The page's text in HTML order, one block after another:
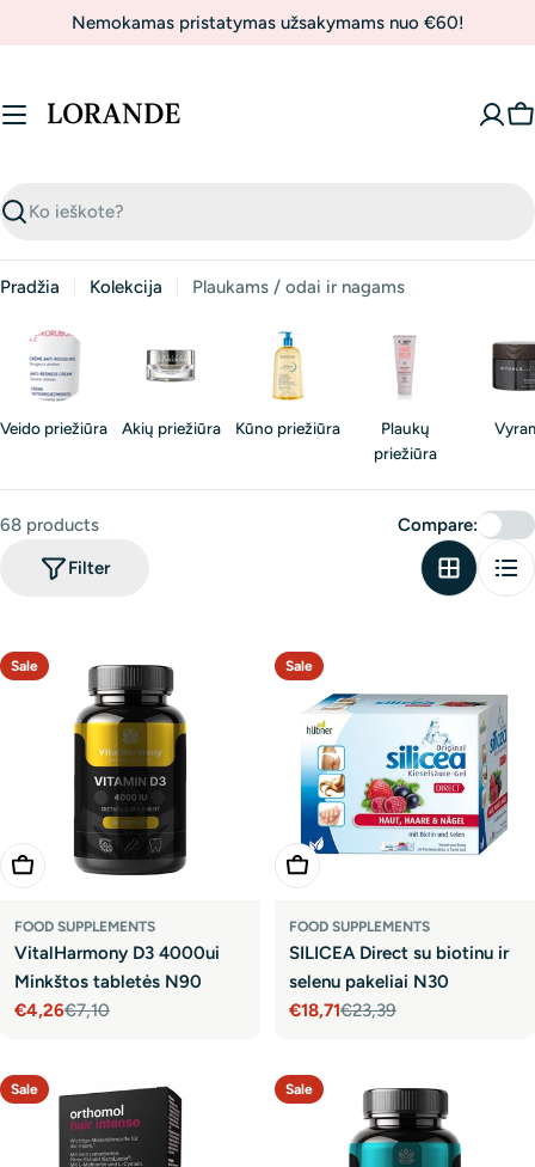
Nemokamas pristatymas užsakymams nuo €60!
Ieškoti
Pradžia Kolekcija Plaukams / odai ir nagams
Veido priežiūra Akių priežiūra Kūno priežiūra
Plaukų
priežiūra
68 products
Filter
Compare:
Sale
Add To Cart
FOOD SUPPLEMENTS
VitalHarmony D3 4000ui
Minkštos tabletės N90
Sale
€4,26
Regular€7,10
Sale
Add To Cart
FOOD SUPPLEMENTS
SILICEA Direct su biotinu ir
selenu pakeliai N30
Sale
€18,71
Regular€23,39
Sale Sale